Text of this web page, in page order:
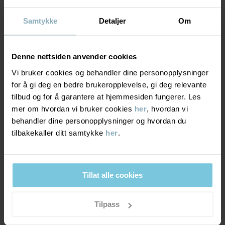
Samtykke Detaljer Om
Denne nettsiden anvender cookies
Vi bruker cookies og behandler dine personopplysninger
for å gi deg en bedre brukeropplevelse, gi deg relevante
tilbud og for å garantere at hjemmesiden fungerer. Les
mer om hvordan vi bruker cookies her, hvordan vi
behandler dine personopplysninger og hvordan du
tilbakekaller ditt samtykke her.
Tillat alle cookies
Tilpass
• Vannavvisende med BIONIC-FINISH® ECO-impregnering, en
teknologi som ikke benytter PFAS
• Varm vattering i Primaloft
• YKK-glidelås av høy kvalitet
Fôret i dette plagget er farget ved hjelp av Dope Dye, en effektiv
og mer miljøvennlig produksjonsteknikk som gjør det mulig å spare
opptil 50 % vann og redusere kjemikalieforbruket med opptil 85
%. CO2-utslippene reduseres med opptil 60 %.
Varenummer :60601644
Fabrikk:Hangzhou Hualan Garments Co Ltd
Les mer
ISOLASJON4/6
Middels varm polstring
God varme. Plagget holder barnet ditt varmt i kjølig
vintervær.
VINDTETTHET 6/6
Vindtett membran
Optimal vindbeskyttelse. Plagget stenger ute all vind.
MATERIALE & PLEIERÅD